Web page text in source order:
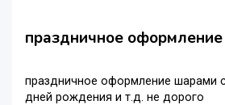
праздничное
праздничное оформление шарами
дней рождения и т.д. не дорого